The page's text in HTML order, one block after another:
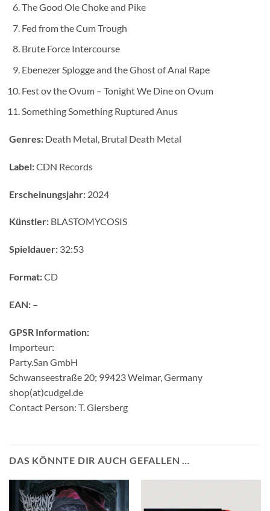
The Good Ole Choke and Pike
Fed from the Cum Trough
Brute Force Intercourse
Ebenezer Splogge and the Ghost of Anal Rape
Fest ov the Ovum – Tonight We Dine on Ovum
Something Something Ruptured Anus
Genres: Death Metal, Brutal Death Metal
Label:CDN Records
Erscheinungsjahr: 2024
Künstler: BLASTOMYCOSIS
Spieldauer: 32:53
Format:CD
EAN: –
GPSR Information:
Importeur:
Party.San GmbH
Schwanseestraße 20; 99423 Weimar, Germany
shop(at)cudgel.de
Contact Person: T. Giersberg
DAS KÖNNTE DIR AUCH GEFALLEN …